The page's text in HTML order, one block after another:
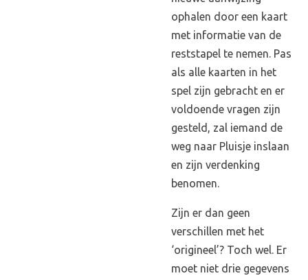
ophalen door een kaart
met informatie van de
reststapel te nemen. Pas
als alle kaarten in het
spel zijn gebracht en er
voldoende vragen zijn
gesteld, zal iemand de
weg naar Pluisje inslaan
en zijn verdenking
benomen.
Zijn er dan geen
verschillen met het
‘origineel’? Toch wel. Er
moet niet drie gegevens